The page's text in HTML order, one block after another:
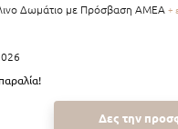
Δωμάτιο με Πρόσβαση ΑΜΕΑ +
Δες την